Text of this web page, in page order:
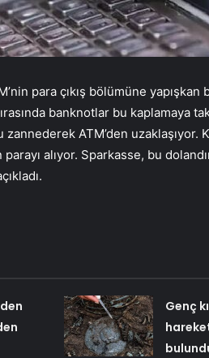
para çıkış bölümüne
banknotlar bu kaplamaya
zannederek ATM’den uzaklaşıyor.
alıyor. Sparkasse, bu
Genç